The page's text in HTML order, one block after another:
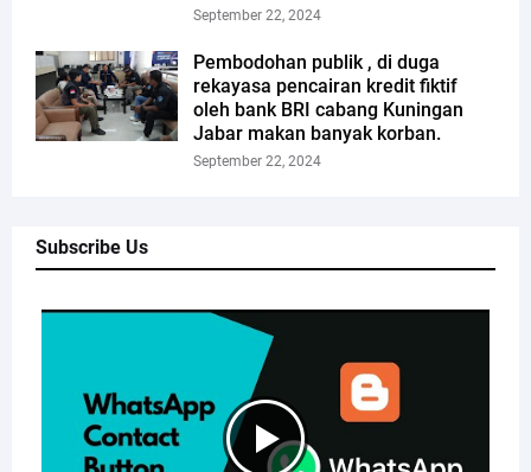
September 22, 2024
Pembodohan publik , di duga
rekayasa pencairan kredit fiktif
oleh bank BRI cabang Kuningan
Jabar makan banyak korban.
September 22, 2024
Subscribe Us